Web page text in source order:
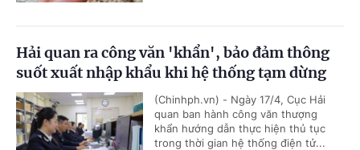
Hải quan ra công văn 'khẩn', bảo đảm thông
suốt xuất nhập khẩu khi hệ thống tạm dừng
(Chinhph.vn) - Ngày 17/4, Cục Hải
quan ban hành công văn thượng
khẩn hướng dẫn thực hiện thủ tục
trong thời gian hệ thống điện tử...